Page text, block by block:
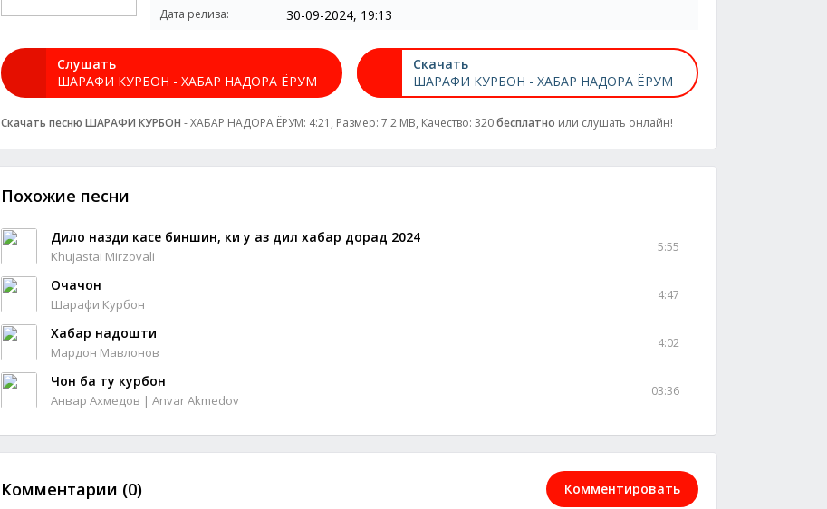
Дата релиза: 30-09-2024, 19:13
Слушать
ШАРАФИ КУРБОН - ХАБАР НАДОРА ЁРУМ
Скачать
ШАРАФИ КУРБОН - ХАБАР НАДОРА ЁРУМ
Скачать песню ШАРАФИ КУРБОН - ХАБАР НАДОРА ЁРУМ: 4:21, Размер: 7.2 MB, Качество: 320бесплатно или слушать онлайн!
Похожие песни
Дило назди касе биншин, ки у аз дил хабар дорад 2024
Khujastai Mirzovali
5:55
Очачон
Шарафи Курбон
4:47
Хабар надошти
Мардон Мавлонов
4:02
Чон ба ту курбон
Анвар Ахмедов | Anvar Akmedov
03:36
Комментарии (0) Комментировать